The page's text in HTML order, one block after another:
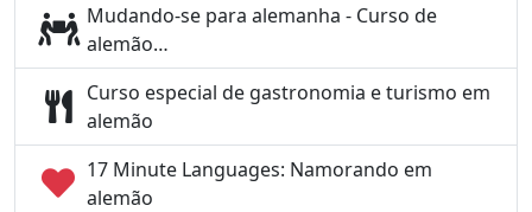
Mudando-se para alemanha - Curso de
alemão…
Curso especial de gastronomia e turismo em
alemão
17 Minute Languages: Namorando em
alemão